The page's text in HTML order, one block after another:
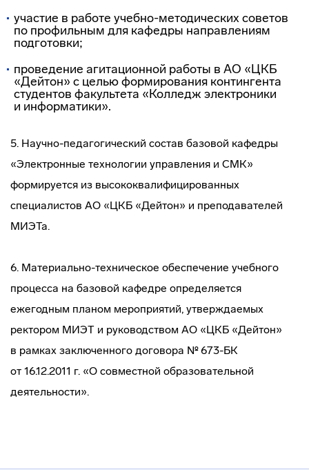
участие в работе учебно-методическихсоветов
по профильным для кафедры направлениям
подготовки;
проведение агитационной работы в АО «ЦКБ
«Дейтон» с целью формирования контингента
студентов факультета «Колледж электроники
и информатики».
5. Научно-педагогический состав базовой кафедры
«Электронные технологии управления и СМК»
формируется из высококвалифицированных
специалистов АО «ЦКБ «Дейтон» и преподавателей
МИЭТа.
6. Материально-техническое обеспечение учебного
процесса на базовой кафедре определяется
ежегодным планом мероприятий, утверждаемых
ректором МИЭТ и руководством АО «ЦКБ «Дейтон»
в рамках заключенного договора № 673-БК
от 16.12.2011 г. «О совместной образовательной
деятельности».